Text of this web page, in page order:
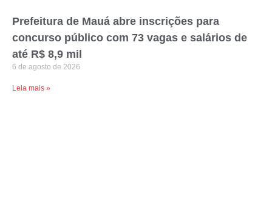
Prefeitura de Mauá abre inscrições para
concurso público com 73 vagas e salários de
até R$ 8,9 mil
6 de agosto de 2026
Leia mais »